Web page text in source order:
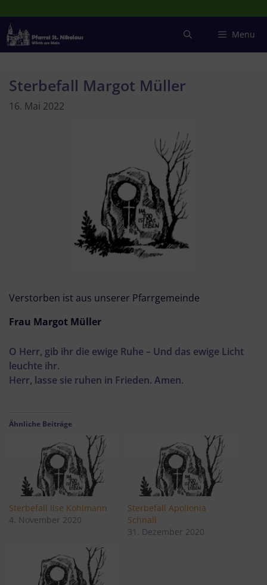
Inhalt
springen
Menu
Sterbefall Margot Müller
16. Mai 2022
Verstorben ist aus unserer Pfarrgemeinde
Frau Margot Müller
O Herr, gib ihr die ewige Ruhe – Und das ewige Licht
leuchte ihr.
Herr, lasse sie ruhen in Frieden. Amen.
Ähnliche Beiträge
Sterbefall Ilse Kohlmann
4. November 2020
Sterbefall Apollonia
Schnall
31. Dezember 2020